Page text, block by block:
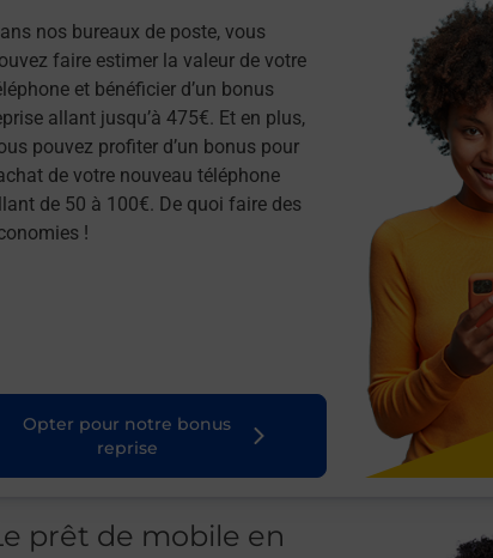
nos bureaux de poste, vous
faire estimer la valeur de votre
et bénéficier d’un bonus
allant jusqu’à 475€. Et en plus,
pouvez profiter d’un bonus pour
de votre nouveau téléphone
de 50 à 100€. De quoi faire des
!
Opter pour notre bonus
reprise
prêt de mobile en